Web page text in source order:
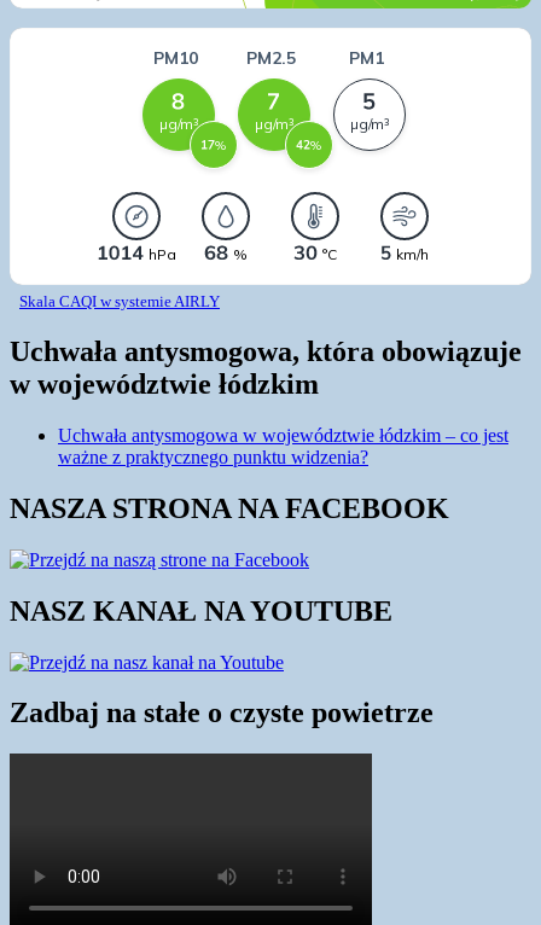
Skala CAQI w systemie AIRLY
Uchwała antysmogowa, która obowiązuje
w województwie łódzkim
Uchwała antysmogowa w województwie łódzkim – co jest
ważne z praktycznego punktu widzenia?
NASZA STRONA NA FACEBOOK
NASZ KANAŁ NA YOUTUBE
Zadbaj na stałe o czyste powietrze